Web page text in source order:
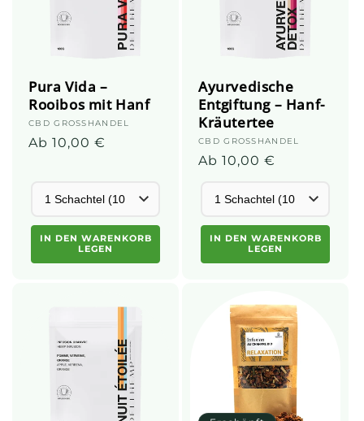
Pura Vida –
Rooibos mit Hanf
Anbieter:
CBD GROSSHANDEL
Normalpreis
Ab 10,00 €
IN DEN WARENKORB
LEGEN
Ayurvedische
Entgiftung – Hanf-
Kräutertee
Anbieter:
CBD GROSSHANDEL
Normalpreis
Ab 10,00 €
IN DEN WARENKORB
LEGEN